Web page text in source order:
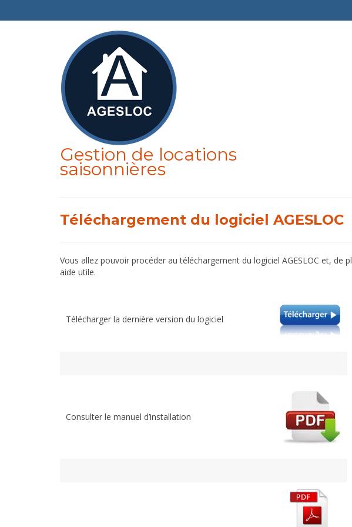
Gestion de locations
saisonnières
Téléchargement du logiciel AGESLOC
Vous allez pouvoir procéder au téléchargement du logiciel AGESLOC et, de
aide utile.
Télécharger la dernière version du logiciel
Consulter le manuel d’installation